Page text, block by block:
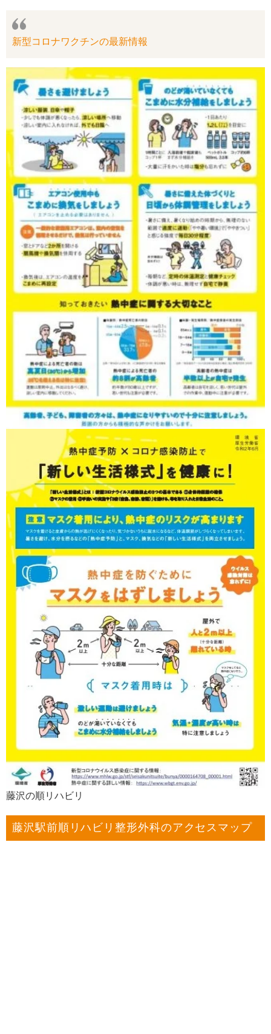
新型コロナワクチンの最新情報
藤沢の順リハビリ
藤沢駅前順リハビリ整形外科のアクセスマップ